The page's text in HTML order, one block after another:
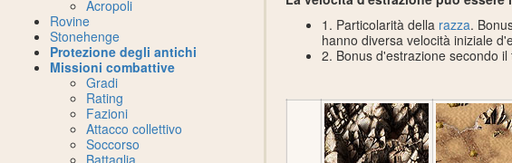
1. Particolarità della razza.
hanno diversa velocità iniziale
2. Bonus d'estrazione secondo il
Acropoli
Rovine
Stonehenge
Protezione degli antichi
Missioni combattive
Gradi
Rating
Fazioni
Attacco collettivo
Soccorso
Battaglia